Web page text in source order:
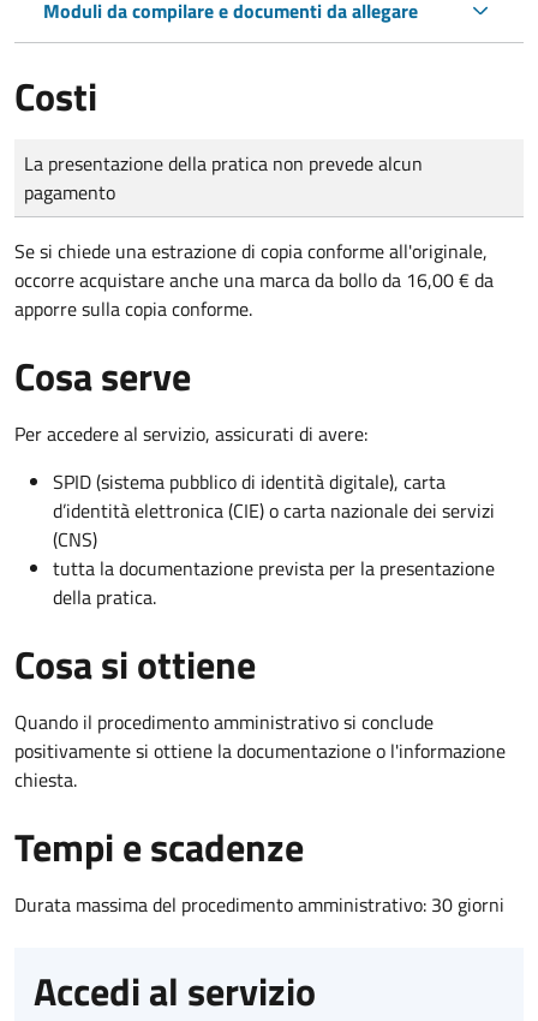
Moduli da compilare e documenti da allegare
Costi
Tipo di pagamento
Importo
La presentazione della pratica non prevede alcun
pagamento
Se si chiede una estrazione di copia conforme all'originale,
occorre acquistare anche una marca da bollo da 16,00 € da
apporre sulla copia conforme.
Cosa serve
Per accedere al servizio, assicurati di avere:
SPID (sistema pubblico di identità digitale), carta
d’identità elettronica (CIE) o carta nazionale dei servizi
(CNS)
tutta la documentazione prevista per la presentazione
della pratica.
Cosa si ottiene
Quando il procedimento amministrativo si conclude
positivamente si ottiene la documentazione o l'informazione
chiesta.
Tempi e scadenze
Durata massima del procedimento amministrativo: 30 giorni
Accedi al servizio